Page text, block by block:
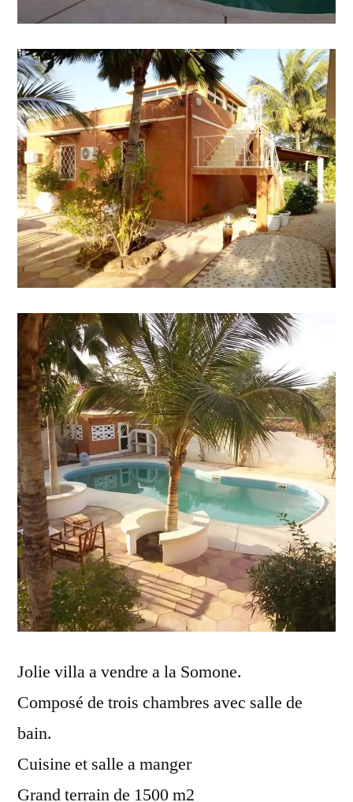
Jolie villa a vendre a la Somone.
Composé de trois chambres avec salle de
bain.
Cuisine et salle a manger
Grand terrain de 1500 m2